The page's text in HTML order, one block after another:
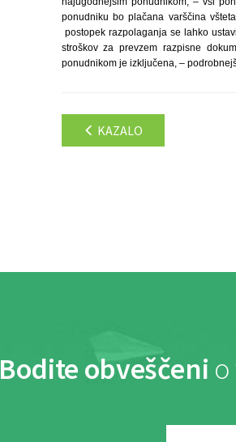
ponudniku bo plačana varščina
postopek razpolaganja se lahko
stroškov za prevzem razpisne
ponudnikom je izključena, –
KAZALO
Bodite obveščeni